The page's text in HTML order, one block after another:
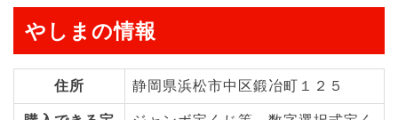
やしまの情報
住所 静岡県浜松市中区鍛冶町１２５